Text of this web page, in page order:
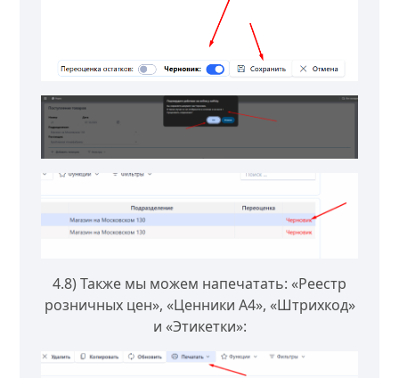
4.8) Также мы можем напечатать: «Реестр
розничных цен», «Ценники А4», «Штрихкод»
и «Этикетки»: